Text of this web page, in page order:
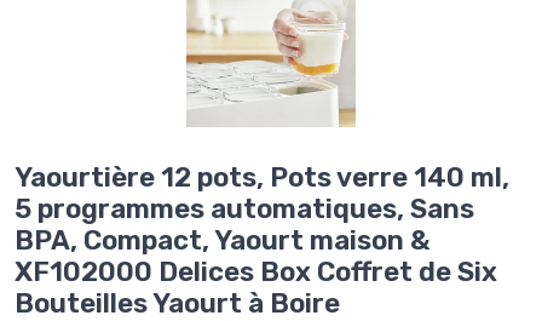
Yaourtière 12 pots, Pots verre 140 ml,
5 programmes automatiques, Sans
BPA, Compact, Yaourt maison &
XF102000 Delices Box Coffret de Six
Bouteilles Yaourt à Boire